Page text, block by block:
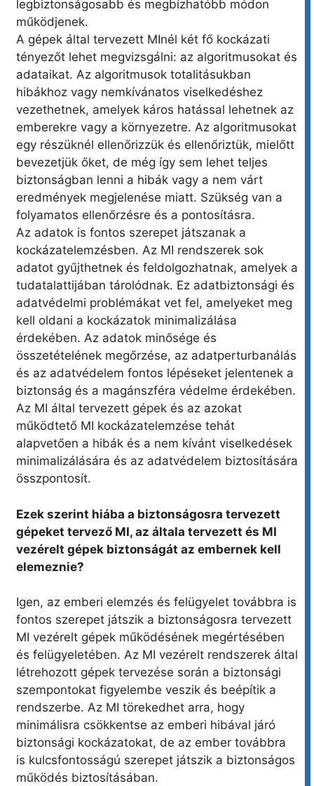
legbiztonságosabb és megbízhatóbb módon
működjenek.
A gépek által tervezett MInél két fő kockázati
tényezőt lehet megvizsgálni: az algoritmusokat és
adataikat. Az algoritmusok totalitásukban
hibákhoz vagy nemkívánatos viselkedéshez
vezethetnek, amelyek káros hatással lehetnek az
emberekre vagy a környezetre. Az algoritmusokat
egy részüknél ellenőrizzük és ellenőriztük, mielőtt
bevezetjük őket, de még így sem lehet teljes
biztonságban lenni a hibák vagy a nem várt
eredmények megjelenése miatt. Szükség van a
folyamatos ellenőrzésre és a pontosításra.
Az adatok is fontos szerepet játszanak a
kockázatelemzésben. Az MI rendszerek sok
adatot gyűjthetnek és feldolgozhatnak, amelyek a
tudatalattijában tárolódnak. Ez adatbiztonsági és
adatvédelmi problémákat vet fel, amelyeket meg
kell oldani a kockázatok minimalizálása
érdekében. Az adatok minősége és
összetételének megőrzése, az adatperturbanálás
és az adatvédelem fontos lépéseket jelentenek a
biztonság és a magánszféra védelme érdekében.
Az MI által tervezett gépek és az azokat
működtető MI kockázatelemzése tehát
alapvetően a hibák és a nem kívánt viselkedések
minimalizálására és az adatvédelem biztosítására
összpontosít.
Ezek szerint hiába a biztonságosra tervezett
gépeket tervező MI, az általa tervezett és MI
vezérelt gépek biztonságát az embernek kell
elemeznie?
Igen, az emberi elemzés és felügyelet továbbra is
fontos szerepet játszik a biztonságosra tervezett
MI vezérelt gépek működésének megértésében
és felügyeletében. Az MI vezérelt rendszerek által
létrehozott gépek tervezése során a biztonsági
szempontokat figyelembe veszik és beépítik a
rendszerbe. Az MI törekedhet arra, hogy
minimálisra csökkentse az emberi hibával járó
biztonsági kockázatokat, de az ember továbbra
is kulcsfontosságú szerepet játszik a biztonságos
működés biztosításában.